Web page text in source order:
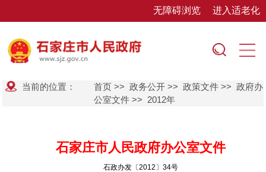
无障碍浏览 进入适老化
当前的位置： 首页 >>政务公开 >>政策文件 >>政府办
公室文件 >> 2012年
石家庄市人民政府办公室文件
石政办发〔2012〕34号